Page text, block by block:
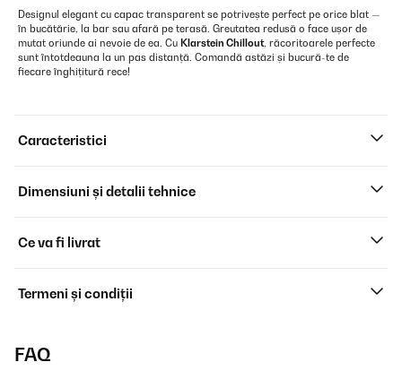
Designul elegant cu capac transparent se potrivește perfect pe orice blat —
în bucătărie, la bar sau afară pe terasă. Greutatea redusă o face ușor de
mutat oriunde ai nevoie de ea. Cu Klarstein Chillout, răcoritoarele perfecte
sunt întotdeauna la un pas distanță. Comandă astăzi și bucură-te de
fiecare înghițitură rece!
Caracteristici
Dimensiuni și detalii tehnice
Ce va fi livrat
Termeni și condiții
FAQ